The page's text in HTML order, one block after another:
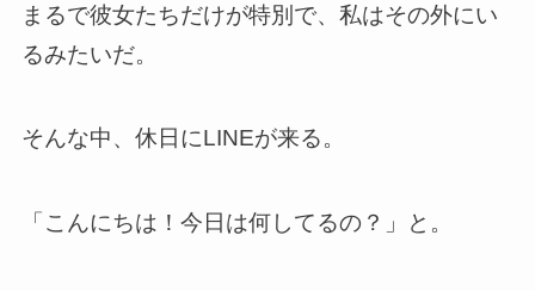
まるで彼女たちだけが特別で、私はその外にい
るみたいだ。
そんな中、休日にLINEが来る。
「こんにちは！今日は何してるの？」と。